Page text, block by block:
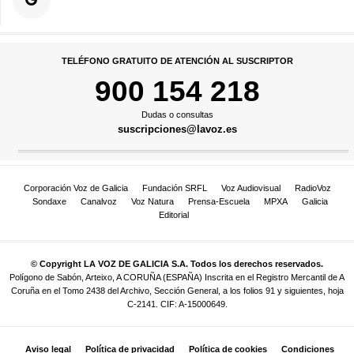
TELÉFONO GRATUITO DE ATENCIÓN AL SUSCRIPTOR
900 154 218
Dudas o consultas
suscripciones@lavoz.es
Corporación Voz de Galicia Fundación SRFL Voz Audiovisual
RadioVoz
Sondaxe
Canalvoz Voz Natura Prensa-Escuela MPXA
Galicia
Editorial
© Copyright LA VOZ DE GALICIA S.A. Todos los derechos reservados.
Polígono de Sabón, Arteixo, A CORUÑA (ESPAÑA) Inscrita en el Registro Mercantil de A
Coruña en el Tomo 2438 del Archivo, Sección General, a los folios 91 y siguientes, hoja
C-2141. CIF: A-15000649.
Aviso legal Política de privacidad Política de cookies Condiciones